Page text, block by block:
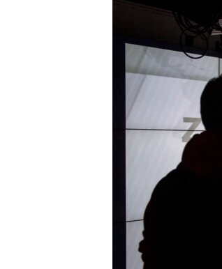
УКРАИНСКАЯ ПРОБЛЕМА КРЫМА